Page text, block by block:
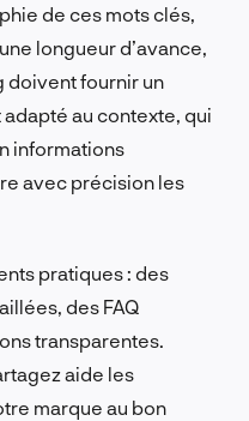
de ces mots clés,
longueur d’avance,
doivent fournir un
au contexte, qui
informations
avec précision les
pratiques : des
des FAQ
transparentes.
aide les
marque au bon